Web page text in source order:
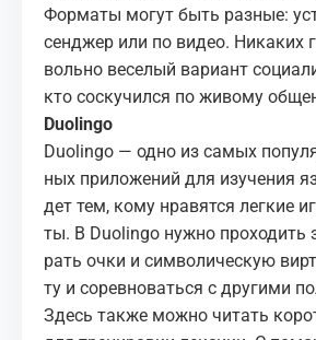
Фор­ма­ты мо­гут быть раз­ные:
сен­джер или по ви­део. Ни­ка­ких
воль­но ве­се­лый ва­ри­ант
кто со­ску­чил­ся по жи­во­му
Duolingo
Duolingo — одно из са­мых
ных при­ло­же­ний для изу­че­ния
дет тем, кому нра­вят­ся лег­кие
ты. В Duolingo нуж­но про­хо­дить
рать очки и сим­во­ли­че­скую
ту и со­рев­но­вать­ся с дру­ги­ми
Здесь так­же мож­но чи­тать